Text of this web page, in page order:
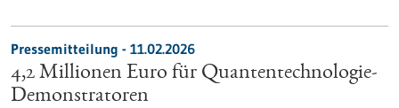
Pressemitteilung - 11.02.2026
4,2 Millionen Euro für Quantentechnologie-
Demonstratoren